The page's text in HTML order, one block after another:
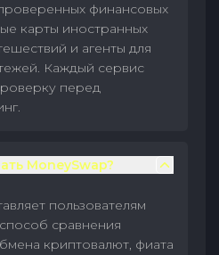
финансовых
карты иностранных
и агенты для
Каждый сервис
перед
MoneySwap?
пользователям
сравнения
криптовалют, фиата